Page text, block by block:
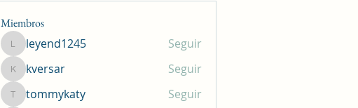
Miembros
leyend1245
leyend1245 Seguir
kversar
kversar Seguir
tommykaty
tommykaty Seguir